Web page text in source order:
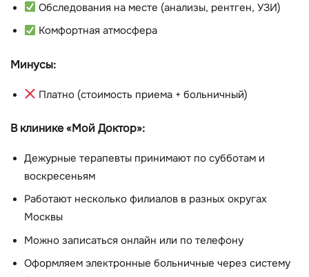
Обследования на месте (анализы, рентген, УЗИ)
Комфортная атмосфера
Минусы:
Платно (стоимость приема + больничный)
В клинике «Мой Доктор»:
Дежурные терапевты принимают по субботам и
воскресеньям
Работают несколько филиалов в разных округах
Москвы
Можно записаться онлайн или по телефону
Оформляем электронные больничные через систему